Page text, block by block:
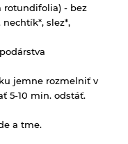
rotundifolia) - bez
slez*,
jemne rozmelniť v
5-10 min. odstáť.
a tme.